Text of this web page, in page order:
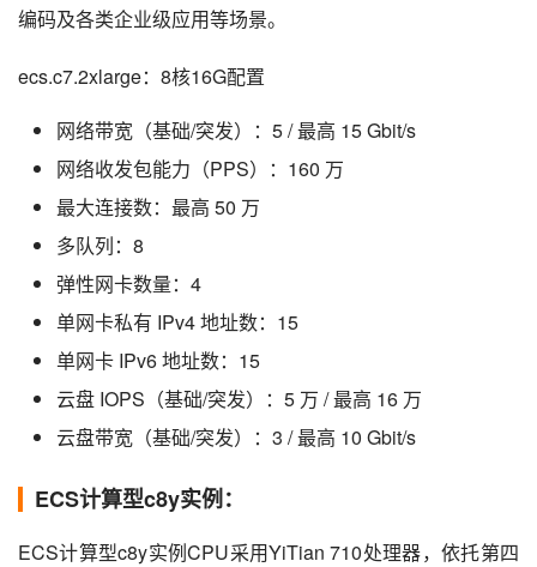
编码及各类企业级应用等场景。
ecs.c7.2xlarge：8核16G配置
网络带宽（基础/突发）：5 / 最高 15 Gbit/s
网络收发包能力（PPS）：160 万
最大连接数：最高 50 万
多队列：8
弹性网卡数量：4
单网卡私有 IPv4 地址数：15
单网卡 IPv6 地址数：15
云盘 IOPS（基础/突发）：5 万 / 最高 16 万
云盘带宽（基础/突发）：3 / 最高 10 Gbit/s
ECS计算型c8y实例：
ECS计算型c8y实例CPU采用YiTian 710处理器，依托第四